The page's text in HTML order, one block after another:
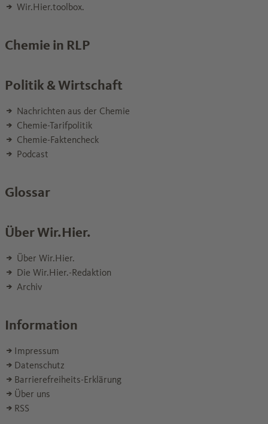
Wir.Hier.toolbox.
Chemie in RLP
Politik & Wirtschaft
Nachrichten aus der Chemie
Chemie-Tarifpolitik
Chemie-Faktencheck
Podcast
Glossar
Über Wir.Hier.
Über Wir.Hier.
Die Wir.Hier.-Redaktion
Archiv
Information
Impressum
Datenschutz
Barrierefreiheits-Erklärung
Über uns
RSS